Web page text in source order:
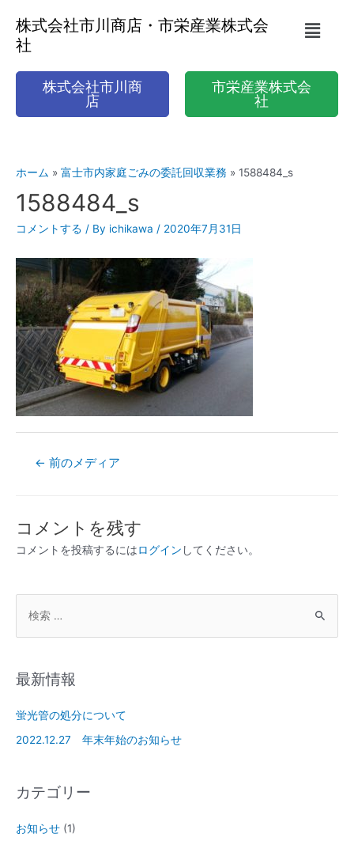
株式会社市川商店・市栄産業株式会
社
株式会社市川商
店
市栄産業株式会
社
ホーム 富士市内家庭ごみの委託回収業務 1588484_s
1588484_s
コメントする / By ichikawa / 2020年7月31日
← 前のメディア
コメントを残す
コメントを投稿するにはログイン してください。
最新情報
蛍光管の処分について
2022.12.27 年末年始のお知らせ
カテゴリー
お知らせ (1)